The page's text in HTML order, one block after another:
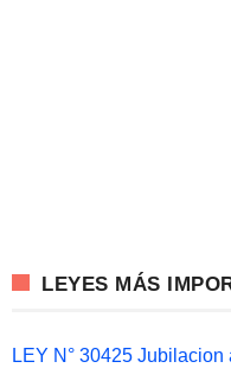
LEYES MÁS
LEY N° 30425